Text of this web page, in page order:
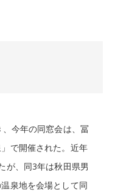
今年の同窓会は、冨
で開催された。近年
が、同3年は秋田県男
泉地を会場として同